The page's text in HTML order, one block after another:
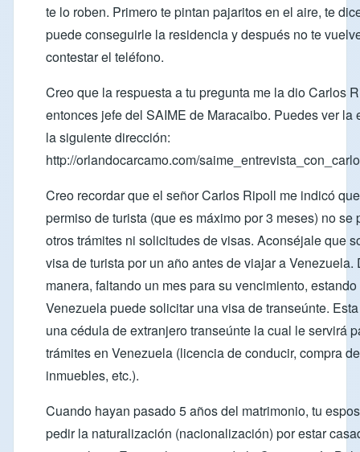
te lo roben. Primero te pintan pajaritos en el aire, te
puede conseguirle la residencia y después no te
contestar el teléfono.
Creo que la respuesta a tu pregunta me la dio Carlos
entonces jefe del SAIME de Maracaibo. Puedes ver la
la siguiente dirección:
http://orlandocarcamo.com/
Creo recordar que el señor Carlos Ripoll me indicó
permiso de turista (que es máximo por 3 meses) no se
otros trámites ni solicitudes de visas. Aconséjale que
visa de turista por un año antes de viajar a Venezuela.
manera, faltando un mes para su vencimiento,
Venezuela puede solicitar una visa de transeúnte.
una cédula de extranjero transeúnte la cual le servirá
trámites en Venezuela (licencia de conducir, compra
inmuebles, etc.).
Cuando hayan pasado 5 años del matrimonio, tu
pedir la naturalización (nacionalización) por estar